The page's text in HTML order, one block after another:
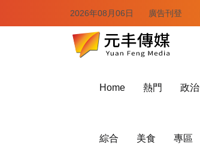
2026年08月06日 廣告刊登
Home 熱門 政治
綜合 美食 專區